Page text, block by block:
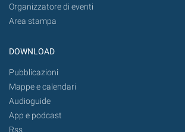
Organizzatore di eventi
Area stampa
DOWNLOAD
Pubblicazioni
Mappe e calendari
Audioguide
App e podcast
Rss